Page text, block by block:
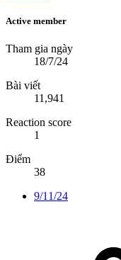
Active member
Tham gia ngày
18/7/24
Bài viết
11,941
Reaction score
1
Điểm
38
9/11/24